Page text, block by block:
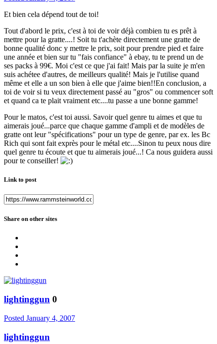
Et bien cela dépend tout de toi!
Tout d'abord le prix, c'est à toi de voir déjà combien tu es prêt à
mettre pour la gratte....! Soit tu t'achète directement une gratte de
bonne qualité donc y mettre le prix, soit pour prendre pied et faire
une année et bien sur tu "fais confiance" à ebay, tu te prend un de
ses packs à 99€. Moi c'est ce que j'ai fait! Mais par la suite je m'en
suis achétee d'autres, de meilleurs qualité! Mais je l'utilise quand
même et elle a un son bien à elle que j'aime bien!!En conclusion, a
toi de voir si tu veux directement passé au "gros" ou commencer soft
et quand ca te plait vraiment etc....tu passe a une bonne gamme!
Pour le matos, c'est toi aussi. Savoir quel genre tu aimes et que tu
aimerais joué...parce que chaque gamme d'ampli et de modèles de
gratte ont leur "spécifications" pour un type de genre, par ex. les Bc
Rich qui sont fait exprès pour le métal etc....Sinon tu peux nous dire
quel genre tu écoute et que tu aimerais joué...! Ca nous guidera aussi
pour te conseiller!
Link to post
Share on other sites
lightinggun 0
Posted January 4, 2007
lightinggun